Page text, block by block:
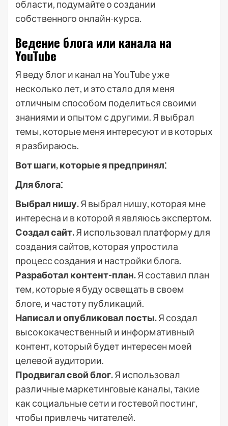
области, подумайте о создании
собственного онлайн-курса.
Ведение блога или канала на
YouTube
Я веду блог и канал на YouTube уже
несколько лет, и это стало для меня
отличным способом поделиться своими
знаниями и опытом с другими. Я выбрал
темы, которые меня интересуют и в которых
я разбираюсь.
Вот шаги, которые я предпринял⁚
Для блога⁚
Выбрал нишу.Я выбрал нишу, которая мне
интересна и в которой я являюсь экспертом.
Создал сайт.Я использовал платформу для
создания сайтов, которая упростила
процесс создания и настройки блога.
Разработал контент-план.Я составил план
тем, которые я буду освещать в своем
блоге, и частоту публикаций.
Написал и опубликовал посты.Я создал
высококачественный и информативный
контент, который будет интересен моей
целевой аудитории.
Продвигал свой блог.Я использовал
различные маркетинговые каналы, такие
как социальные сети и гостевой постинг,
чтобы привлечь читателей.